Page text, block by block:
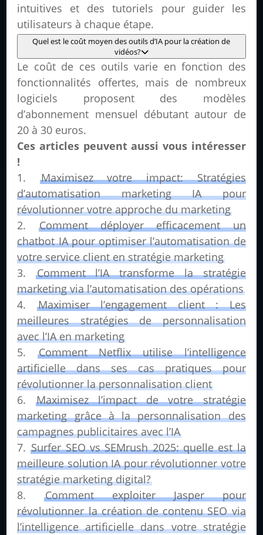
intuitives et des tutoriels pour guider les
utilisateurs à chaque étape.
Quel est le coût moyen des outils d’IA pour la création de
vidéos?
Le coût de ces outils varie en fonction des
fonctionnalités offertes, mais de nombreux
logiciels proposent des modèles
d’abonnement mensuel débutant autour de
20 à 30 euros.
Ces articles peuvent aussi vous intéresser
!
Maximisez votre impact: Stratégies
d’automatisation marketing IA pour
révolutionner votre approche du marketing
Comment déployer efficacement un
chatbot IA pour optimiser l’automatisation de
votre service client en stratégie marketing
Comment l’IA transforme la stratégie
marketing via l’automatisation des opérations
Maximiser l’engagement client : Les
meilleures stratégies de personnalisation
avec l’IA en marketing
Comment Netflix utilise l’intelligence
artificielle dans ses cas pratiques pour
révolutionner la personnalisation client
Maximisez l’impact de votre stratégie
marketing grâce à la personnalisation des
campagnes publicitaires avec l’IA
Surfer SEO vs SEMrush 2025: quelle est la
meilleure solution IA pour révolutionner votre
stratégie marketing digital?
Comment exploiter Jasper pour
révolutionner la création de contenu SEO via
l’intelligence artificielle dans votre stratégie